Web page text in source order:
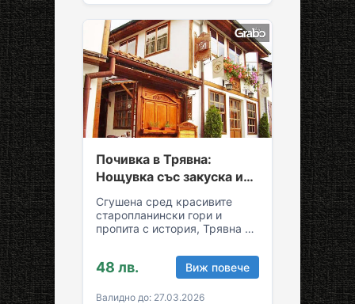
Почивка в Трявна:
Нощувка със закуска и
възможност за обяд и
вечеря
Сгушена сред красивите
старопланински гори и
пропита с история, Трявна е
спокойствие и култура!
Грабни ваучер за…
48 лв. Виж повече
Валидно до: 27.03.2026